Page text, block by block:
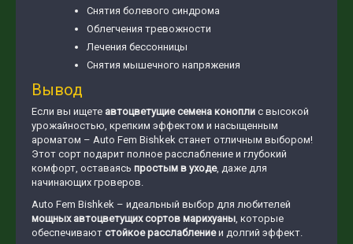
Снятия болевого синдрома
Облегчения тревожности
Лечения бессонницы
Снятия мышечного напряжения
Вывод
Если вы ищете автоцветущие семена конопли с высокой
урожайностью, крепким эффектом и насыщенным
ароматом – Auto Fem Bishkek станет отличным выбором!
Этот сорт подарит полное расслабление и глубокий
комфорт, оставаясь простым в уходе, даже для
начинающих гроверов.
Auto Fem Bishkek – идеальный выбор для любителей
мощных автоцветущих сортов марихуаны, которые
обеспечивают стойкое расслаблениеи долгий эффект.